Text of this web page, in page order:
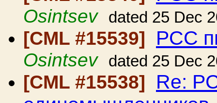
Osintsev dated 25 Dec
[CML #15539] РСС
Osintsev dated 25 Dec
[CML #15538] Re: